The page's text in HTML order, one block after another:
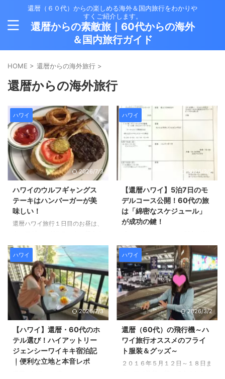
還暦（６０代）からの楽しめる海外＆国内旅行をわかりや
すくご紹介します。
還暦からの素敵旅｜60代からの海外
＆国内旅行ガイド
HOME > 還暦からの海外旅行 >
還暦からの海外旅行
ハワイ
2026/7/3
ハワイのウルフギャングス
テーキはハンバーガーが美
味しい！
還暦ハワイ旅行１日目のお昼は、
した(#^^#) 日本でも有名ですよ
ね！ ウルフギャングステーキ
は、ステーキが美味しいと思って
いたのですが、 現地の方に聞い
たらハンバーガーが美味しいと言
っていたので、 ハンバーガーを
頼みました。 60代も満足！ウル
フギャングステーキのハンバーガ
ー♪ドリンクはジンジャーエール
がオススメ！ じゃーん！ ボリュ
ームが結構あるかな？とはじめ思
ったのですが、 お肉が脂っぽく
なくてあっさりしていたので６０
ハワイ
2026/3/2
【還暦ハワイ】5泊7日のモ
デルコース公開！60代の旅
は「綿密なスケジュール」
が成功の鍵！
したくない！」 そんな思いか
ら、今回の還暦（60代）ハワイ
旅行に向けて私が自作したのが、
こちらの「特製・旅のスケジュー
ル表」です。 一見すると「そこ
までやる？！」と思われるかもし
れませんが、 実はこれ、完成ま
でに2週間かかりました（笑）。
若い頃のような「行き当たりばっ
たり」の旅も素敵ですが、還暦世
代の旅行は 「いかに体力を温存
しながら、無駄なく動けるか」が
運命の分かれ道。 慣れない土地
ハワイ
2026/7/3
【ハワイ】還暦・60代のホ
テル選び！ハイアットリー
ジェンシーワイキキ宿泊記
｜便利な立地と本音レポ
ハワイ
2026/3/2
還暦（60代）の飛行機～ハ
ワイ旅行オススメのフライ
ト服装＆グッズ～
２０１６年５月１２日～１８日ま